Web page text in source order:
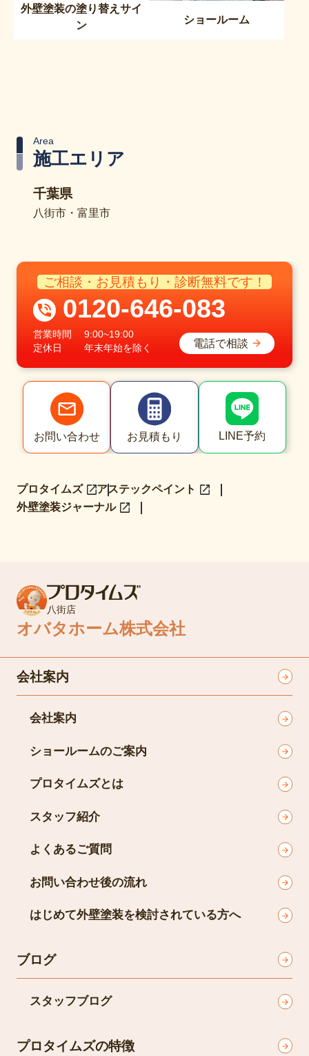
外壁塗装の塗り替えサイ
ン
ショールーム
施工エリア
Area
千葉県
八街市・富里市
ご相談・お見積もり・診断無料です！
0120-646-083
営業時間
9:00~19:00
定休日
年末年始を除く 電話で相談
お問い合わせ お見積もり LINE予約
プロタイムズ
アステックペイント
外壁塗装ジャーナル
八街店
オバタホーム株式会社
会社案内
会社案内
ショールームのご案内
プロタイムズとは
スタッフ紹介
よくあるご質問
お問い合わせ後の流れ
はじめて外壁塗装を検討されている方へ
ブログ
スタッフブログ
プロタイムズの特徴